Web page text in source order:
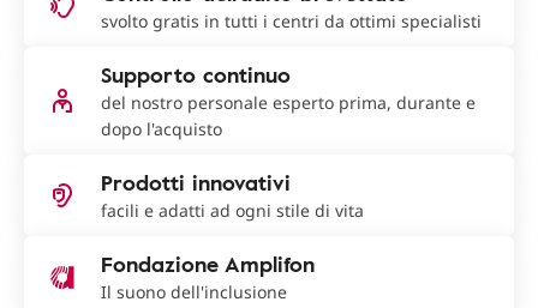
svolto gratis in tutti i centri da ottimi specialisti
Supporto continuo
del nostro personale esperto prima, durante e
dopo l'acquisto
Prodotti innovativi
facili e adatti ad ogni stile di vita
Fondazione Amplifon
Il suono dell'inclusione